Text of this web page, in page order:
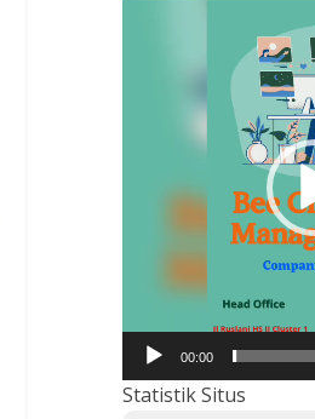
00:00
Statistik Situs